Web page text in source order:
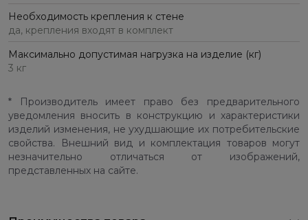
Необходимость крепления к стене
да, крепления входят в комплект
Максимально допустимая нагрузка на изделие (кг)
3 кг
* Производитель имеет право без предварительного
уведомления вносить в конструкцию и характеристики
изделий изменения, не ухудшающие их потребительские
свойства. Внешний вид и комплектация товаров могут
незначительно отличаться от изображений,
представленных на сайте.